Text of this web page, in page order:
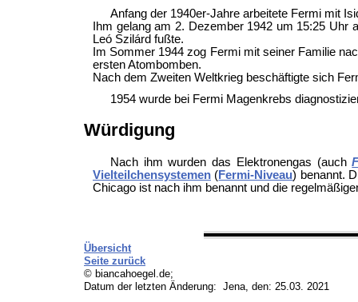
Anfang der 1940er-Jahre arbeitete Fermi mit
Ihm gelang am 2. Dezember 1942 um 15:25
Leó Szilárd fußte.
Im Sommer 1944 zog Fermi mit seiner Familie
ersten Atombomben.
Nach dem Zweiten Weltkrieg beschäftigte sich
1954 wurde bei Fermi Magenkrebs
Würdigung
Nach ihm wurden das Elektronengas (auch
Vielteilchensystemen (Fermi-Niveau) benannt.
Chicago ist nach ihm benannt und die
Übersicht
Seite zurück
© biancahoegel.de;
Datum der letzten Änderung: Jena, den: 25.03. 2021